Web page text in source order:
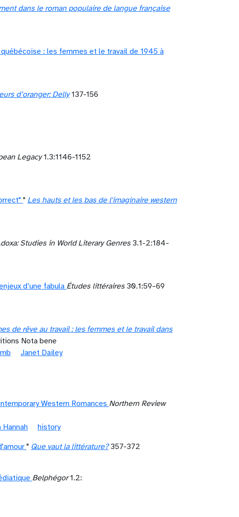
dans le roman populaire de langue française
: les femmes et le travail de 1945 à
d’oranger: Delly137-156
Legacy1.3:1146-1152
" Les hauts et les bas de l'imaginaire western
Studies in World Literary Genres3.1-2:184-
d’une fabula Études littéraires30.1:59–69
de rêve au travail : les femmes et le travail dans
Nota bene
Janet Dailey
Western Romances Northern Review
history
" Que vaut la littérature?357-372
Belphégor1.2: